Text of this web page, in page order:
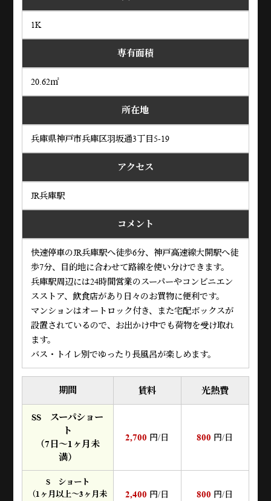
1K
専有面積
20.62㎡
所在地
兵庫県神戸市兵庫区羽坂通3丁目5-19
アクセス
JR兵庫駅
コメント
快速停車のJR兵庫駅へ徒歩6分、神戸高速線大開駅へ徒
歩7分、目的地に合わせて路線を使い分けできます。
兵庫駅周辺には24時間営業のスーパーやコンビニエン
スストア、飲食店があり日々のお買物に便利です。
マンションはオートロック付き、また宅配ボックスが
設置されているので、お出かけ中でも荷物を受け取れ
ます。
バス・トイレ別でゆったり長風呂が楽しめます。
期間 賃料 光熱費
SS スーパショー
ト
（7日～1ヶ月未
満）
2,700 円/日 800 円/日
S ショート
（1ヶ月以上～3ヶ月未
2,400 円/日 800 円/日